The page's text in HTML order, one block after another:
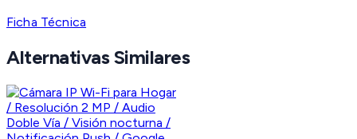
Ficha Técnica
Alternativas Similares